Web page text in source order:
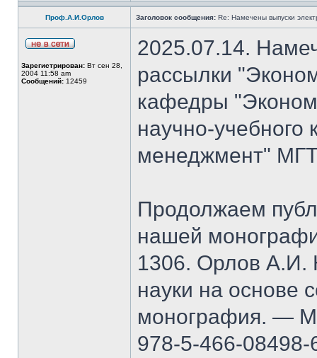
Проф.А.И.Орлов Заголовок сообщения: Re: Намечены выпуски
Зарегистрирован: Вт сен 28,
2004 11:58 am
Сообщений: 12459
2025.07.14.
рассылки
кафедры
научно-
менеджмент"
Продолжаем
нашей
1306. Орлов А.И.
науки на основе
монография. —
978-5-466-